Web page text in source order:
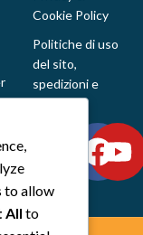
Cookie Policy
Politiche di uso
del sito,
spedizioni e
reclami
to allow
All to